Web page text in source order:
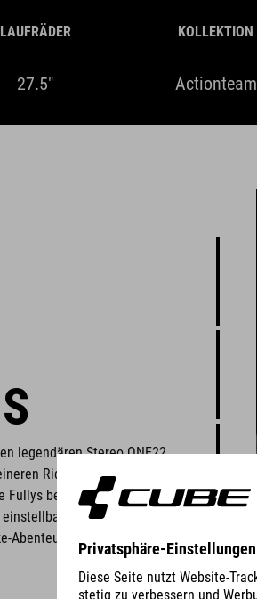
LAUFRÄDER
27.5"
KOLLEKTION
Actionteam
legendären Stereo ONE22
Ridern genau den
Fullys berühmt sind – nur halt
Fahrwerk und coole
Abenteurer restlos begeistern: